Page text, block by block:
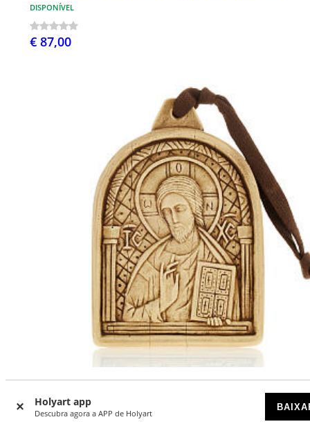
Holyart app
Descubra agora a APP de Holyart
DISPONÍVEL
€ 87,00
DISPONÍVEL